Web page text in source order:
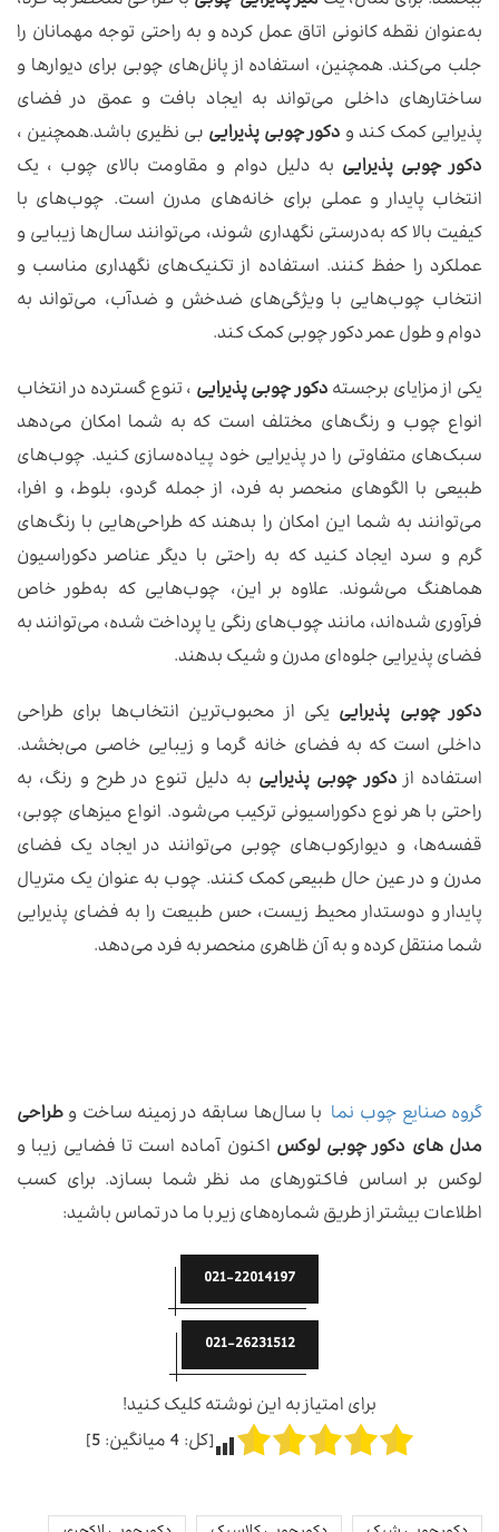
به‌عنوان نقطه کانونی اتاق عمل کرده و به راحتی توجه مهمانان را
جلب می‌کند. همچنین، استفاده از پانل‌های چوبی برای دیوارها و
ساختارهای داخلی می‌تواند به ایجاد بافت و عمق در فضای
پذیرایی کمک کند ودکور چوبی پذیرایی بی نظیری باشد.همچنین ،
دکور چوبی پذیرایی به دلیل دوام و مقاومت بالای چوب ، یک
انتخاب پایدار و عملی برای خانه‌های مدرن است. چوب‌های با
کیفیت بالا که به‌درستی نگهداری شوند، می‌توانند سال‌ها زیبایی و
عملکرد را حفظ کنند. استفاده از تکنیک‌های نگهداری مناسب و
انتخاب چوب‌هایی با ویژگی‌های ضدخش و ضدآب، می‌تواند به
دوام و طول عمر دکور چوبی کمک کند.
یکی از مزایای برجستهدکور چوبی پذیرایی ، تنوع گسترده در انتخاب
انواع چوب و رنگ‌های مختلف است که به شما امکان می‌دهد
سبک‌های متفاوتی را در پذیرایی خود پیاده‌سازی کنید. چوب‌های
طبیعی با الگوهای منحصر به فرد، از جمله گردو، بلوط، و افرا،
می‌توانند به شما این امکان را بدهند که طراحی‌هایی با رنگ‌های
گرم و سرد ایجاد کنید که به راحتی با دیگر عناصر دکوراسیون
هماهنگ می‌شوند. علاوه بر این، چوب‌هایی که به‌طور خاص
فرآوری شده‌اند، مانند چوب‌های رنگی یا پرداخت شده، می‌توانند به
فضای پذیرایی جلوه‌ای مدرن و شیک بدهند.
دکور چوبی پذیرایی یکی از محبوب‌ترین انتخاب‌ها برای طراحی
داخلی است که به فضای خانه گرما و زیبایی خاصی می‌بخشد.
استفاده ازدکور چوبی پذیرایی به دلیل تنوع در طرح و رنگ، به
راحتی با هر نوع دکوراسیونی ترکیب می‌شود. انواع میزهای چوبی،
قفسه‌ها، و دیوارکوب‌های چوبی می‌توانند در ایجاد یک فضای
مدرن و در عین حال طبیعی کمک کنند. چوب به عنوان یک متریال
پایدار و دوستدار محیط زیست، حس طبیعت را به فضای پذیرایی
شما منتقل کرده و به آن ظاهری منحصر به فرد می‌دهد.
گروه صنایع چوب نما با سال‌ها سابقه در زمینه ساخت وطراحی
مدل های دکور چوبی لوکس اکنون آماده است تا فضایی زیبا و
لوکس بر اساس فاکتورهای مد نظر شما بسازد. برای کسب
اطلاعات بیشتر از طریق شماره‌های زیر با ما در تماس باشید:
021-22014197
021-26231512
برای امتیاز به این نوشته کلیک کنید!
[کل:4میانگین:5
]